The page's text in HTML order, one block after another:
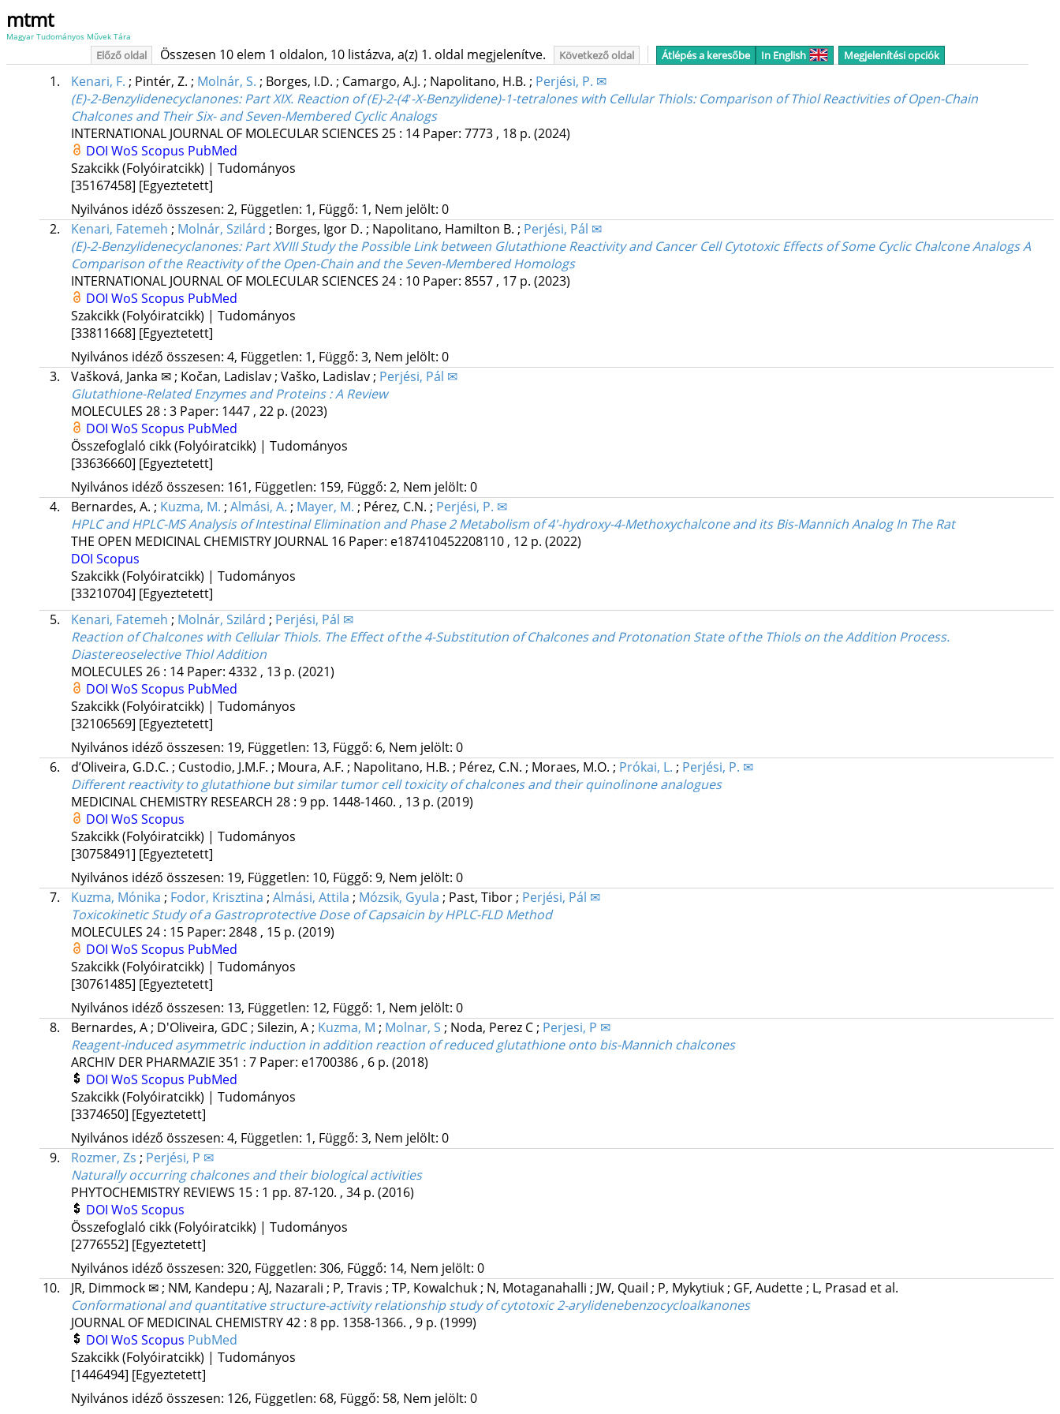
mtmt
Magyar Tudományos Művek Tára
Előző oldal Összesen 10 elem 1 oldalon, 10 listázva, a(z) 1. oldal megjelenítve. Következő oldal Átlépés a keresőbe In English Megjelenítési opciók
1. Kenari, F. ; Pintér, Z. ; Molnár, S. ; Borges, I.D. ; Camargo, A.J. ; Napolitano, H.B. ; Perjési, P. ✉
(E)-2-Benzylidenecyclanones: Part XIX. Reaction of (E)-2-(4′-X-Benzylidene)-1-tetralones with Cellular Thiols: Comparison of Thiol Reactivities of Open-Chain
Chalcones and Their Six- and Seven-Membered Cyclic Analogs
INTERNATIONAL JOURNAL OF MOLECULAR SCIENCES 25: 14 Paper: 7773 , 18 p. (2024)
DOI WoS Scopus PubMed
Szakcikk (Folyóiratcikk) | Tudományos
[35167458] [Egyeztetett]
Nyilvános idéző összesen: 2, Független: 1, Függő: 1, Nem jelölt: 0
2.
Kenari, Fatemeh ; Molnár, Szilárd ; Borges, Igor D. ; Napolitano, Hamilton B. ; Perjési, Pál ✉
(E)-2-Benzylidenecyclanones: Part XVIII Study the Possible Link between Glutathione Reactivity and Cancer Cell Cytotoxic Effects of Some Cyclic Chalcone Analogs A
Comparison of the Reactivity of the Open-Chain and the Seven-Membered Homologs
INTERNATIONAL JOURNAL OF MOLECULAR SCIENCES 24: 10 Paper: 8557 , 17 p. (2023)
DOI WoS Scopus PubMed
Szakcikk (Folyóiratcikk) | Tudományos
[33811668] [Egyeztetett]
Nyilvános idéző összesen: 4, Független: 1, Függő: 3, Nem jelölt: 0
3.
Vašková, Janka ✉; Kočan, Ladislav; Vaško, Ladislav; Perjési, Pál ✉
Glutathione-Related Enzymes and Proteins : A Review
MOLECULES 28: 3 Paper: 1447 , 22 p. (2023)
DOI WoS Scopus PubMed
Összefoglaló cikk (Folyóiratcikk) | Tudományos
[33636660] [Egyeztetett]
Nyilvános idéző összesen: 161, Független: 159, Függő: 2, Nem jelölt: 0
4.
Bernardes, A. ; Kuzma, M. ; Almási, A. ; Mayer, M. ; Pérez, C.N. ; Perjési, P. ✉
HPLC and HPLC-MS Analysis of Intestinal Elimination and Phase 2 Metabolism of 4'-hydroxy-4-Methoxychalcone and its Bis-Mannich Analog In The Rat
THE OPEN MEDICINAL CHEMISTRY JOURNAL 16 Paper: e187410452208110 , 12 p. (2022)
DOI Scopus
Szakcikk (Folyóiratcikk) | Tudományos
[33210704] [Egyeztetett]
5.
Kenari, Fatemeh ; Molnár, Szilárd ; Perjési, Pál ✉
Reaction of Chalcones with Cellular Thiols. The Effect of the 4-Substitution of Chalcones and Protonation State of the Thiols on the Addition Process.
Diastereoselective Thiol Addition
MOLECULES 26: 14 Paper: 4332 , 13 p. (2021)
DOI WoS Scopus PubMed
Szakcikk (Folyóiratcikk) | Tudományos
[32106569] [Egyeztetett]
Nyilvános idéző összesen: 19, Független: 13, Függő: 6, Nem jelölt: 0
6.
d’Oliveira, G.D.C. ; Custodio, J.M.F. ; Moura, A.F. ; Napolitano, H.B. ; Pérez, C.N. ; Moraes, M.O. ; Prókai, L. ; Perjési, P. ✉
Different reactivity to glutathione but similar tumor cell toxicity of chalcones and their quinolinone analogues
MEDICINAL CHEMISTRY RESEARCH 28: 9 pp. 1448-1460. , 13 p. (2019)
DOI WoS Scopus
Szakcikk (Folyóiratcikk) | Tudományos
[30758491] [Egyeztetett]
Nyilvános idéző összesen: 19, Független: 10, Függő: 9, Nem jelölt: 0
7.
Kuzma, Mónika ; Fodor, Krisztina ; Almási, Attila ; Mózsik, Gyula ; Past, Tibor; Perjési, Pál ✉
Toxicokinetic Study of a Gastroprotective Dose of Capsaicin by HPLC-FLD Method
MOLECULES 24: 15 Paper: 2848 , 15 p. (2019)
DOI WoS Scopus PubMed
Szakcikk (Folyóiratcikk) | Tudományos
[30761485] [Egyeztetett]
Nyilvános idéző összesen: 13, Független: 12, Függő: 1, Nem jelölt: 0
8.
Bernardes, A; D'Oliveira, GDC; Silezin, A; Kuzma, M ; Molnar, S ; Noda, Perez C; Perjesi, P ✉
Reagent-induced asymmetric induction in addition reaction of reduced glutathione onto bis-Mannich chalcones
ARCHIV DER PHARMAZIE 351 : 7 Paper: e1700386 , 6 p. (2018)
DOI WoS Scopus PubMed
Szakcikk (Folyóiratcikk) | Tudományos
[3374650] [Egyeztetett]
Nyilvános idéző összesen: 4, Független: 1, Függő: 3, Nem jelölt: 0
9.
Rozmer, Zs ; Perjési, P ✉
Naturally occurring chalcones and their biological activities
PHYTOCHEMISTRY REVIEWS 15: 1 pp. 87-120. , 34 p. (2016)
DOI WoS Scopus
Összefoglaló cikk (Folyóiratcikk) | Tudományos
[2776552] [Egyeztetett]
Nyilvános idéző összesen: 320, Független: 306, Függő: 14, Nem jelölt: 0
10.
JR, Dimmock ✉; NM, Kandepu ; AJ, Nazarali ; P, Travis ; TP, Kowalchuk; N, Motaganahalli ; JW, Quail ; P, Mykytiuk; GF, Audette; L, Prasad et al.
Conformational and quantitative structure-activity relationship study of cytotoxic 2-arylidenebenzocycloalkanones
JOURNAL OF MEDICINAL CHEMISTRY42: 8 pp. 1358-1366. , 9 p. (1999)
DOI WoS Scopus PubMed
Szakcikk (Folyóiratcikk) | Tudományos
[1446494] [Egyeztetett]
Nyilvános idéző összesen: 126, Független: 68, Függő: 58, Nem jelölt: 0